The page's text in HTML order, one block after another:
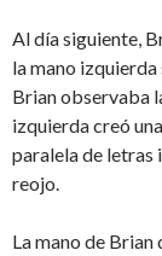
Al día siguiente,
la mano izquierda
Brian observaba
izquierda creó
paralela de letras
reojo.
La mano de